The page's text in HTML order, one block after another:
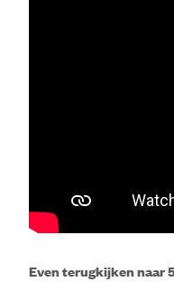
Even terugkijken naar